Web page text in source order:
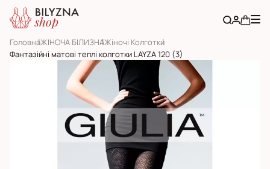
ГоловнаЖІНОЧА БІЛИЗНАЖіночі Колготки
Фантазійні матові теплі колготки LAYZA 120 (3)